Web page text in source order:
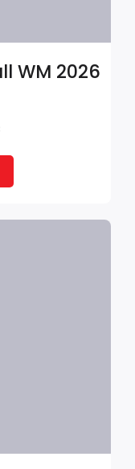
WM 2026